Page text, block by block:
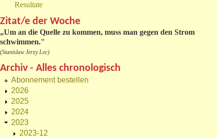
Resultate
Zitat/e der Woche
„Um an die Quelle zu kommen, muss man gegen den Strom
schwimmen."
(Stanislaw Jerzy Lec)
Archiv - Alles chronologisch
Abonnement bestellen
2026
2025
2024
2023
2023-12